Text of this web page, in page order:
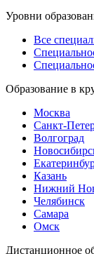
Уровни
Все
Образование в
Москва
Санкт-
Волгоград
Казань
Нижний
Челябинск
Самара
Омск
Дистанционное